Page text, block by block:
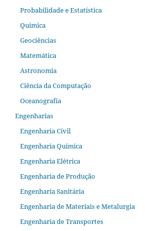
Probabilidade e Estatística
Química
Geociências
Matemática
Astronomia
Ciência da Computação
Oceanografia
Engenharias
Engenharia Civil
Engenharia Química
Engenharia Elétrica
Engenharia de Produção
Engenharia Sanitária
Engenharia de Materiais e Metalurgia
Engenharia de Transportes